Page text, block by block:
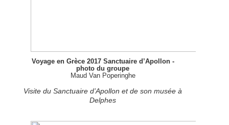
Voyage en Grèce 2017 Sanctuaire d’Apollon -
photo du groupe
Maud Van Poperinghe
Visite du Sanctuaire d’Apollon et de son musée à
Delphes